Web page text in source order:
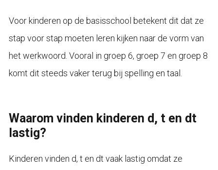
Voor kinderen op de basisschool betekent dit dat ze
stap voor stap moeten leren kijken naar de vorm van
het werkwoord. Vooral in groep 6, groep 7 en groep 8
komt dit steeds vaker terug bij spelling en taal.
Waarom vinden kinderen d, t en dt
lastig?
Kinderen vinden d, t en dt vaak lastig omdat ze